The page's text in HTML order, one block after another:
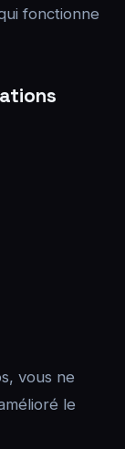
fonctionne
vous ne
le